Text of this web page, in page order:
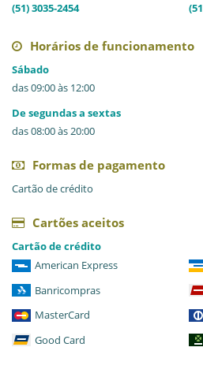
(51) 3035-2454
Horários de funcionamento
Sábado
das 09:00 às 12:00
De segundas a sextas
das 08:00 às 20:00
Formas de pagamento
Cartão de crédito
Cartões aceitos
Cartão de crédito
American Express
Banricompras
MasterCard
Good Card